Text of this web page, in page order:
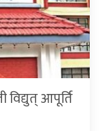
विद्युत् आपूर्ति